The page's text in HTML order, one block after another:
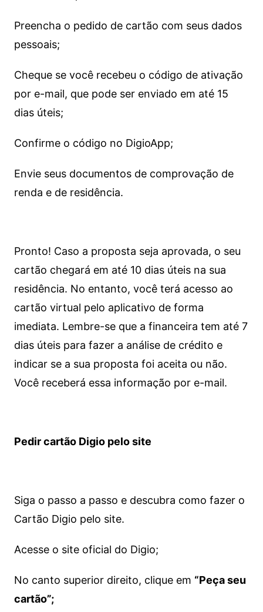
Preencha o pedido de cartão com seus dados
pessoais;
Cheque se você recebeu o código de ativação
por e-mail, que pode ser enviado em até 15
dias úteis;
Confirme o código no DigioApp;
Envie seus documentos de comprovação de
renda e de residência.
Pronto! Caso a proposta seja aprovada, o seu
cartão chegará em até 10 dias úteis na sua
residência. No entanto, você terá acesso ao
cartão virtual pelo aplicativo de forma
imediata. Lembre-se que a financeira tem até 7
dias úteis para fazer a análise de crédito e
indicar se a sua proposta foi aceita ou não.
Você receberá essa informação por e-mail.
Pedir cartão Digio pelo site
Siga o passo a passo e descubra como fazer o
Cartão Digio pelo site.
Acesse o site oficial do Digio;
No canto superior direito, clique em “Peça seu
cartão”;